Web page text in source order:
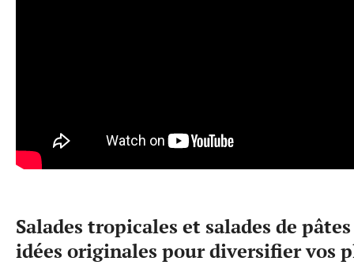
Salades tropicales et salades de
idées originales pour diversifier vos